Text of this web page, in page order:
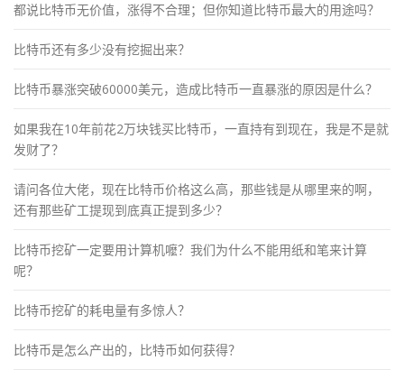
都说比特币无价值，涨得不合理；但你知道比特币最大的用途吗？
比特币还有多少没有挖掘出来？
比特币暴涨突破60000美元，造成比特币一直暴涨的原因是什么？
如果我在10年前花2万块钱买比特币，一直持有到现在，我是不是就
发财了？
请问各位大佬，现在比特币价格这么高，那些钱是从哪里来的啊，
还有那些矿工提现到底真正提到多少？
比特币挖矿一定要用计算机嚒？我们为什么不能用纸和笔来计算
呢？
比特币挖矿的耗电量有多惊人？
比特币是怎么产出的，比特币如何获得？